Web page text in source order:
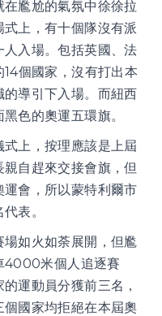
尷尬的氣氛中徐徐拉
上，有十個隊沒有派
入場。包括英國、法
個國家，沒有打出本
導引下入場。而紐西
色的奧運五環旗。
上，按理應該是上屆
自趕來交接會旗，但
會，所以蒙特利爾市
表。
如火如荼展開，但尷
4000米個人追逐賽
運動員分獲前三名，
國家均拒絕在本屆奧